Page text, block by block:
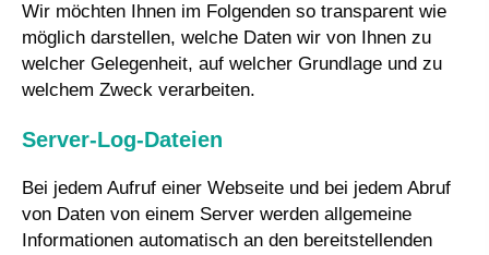
Wir möchten Ihnen im Folgenden so transparent wie
möglich darstellen, welche Daten wir von Ihnen zu
welcher Gelegenheit, auf welcher Grundlage und zu
welchem Zweck verarbeiten.
Server-Log-Dateien
Bei jedem Aufruf einer Webseite und bei jedem Abruf
von Daten von einem Server werden allgemeine
Informationen automatisch an den bereitstellenden